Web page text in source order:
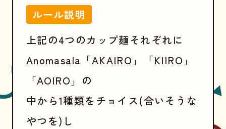
ルール説明
上記の4つのカップ麺それぞれに
Anomasala「AKAIRO」「KIIRO」
「AOIRO」の
中から1種類をチョイス(合いそうな
やつを)し